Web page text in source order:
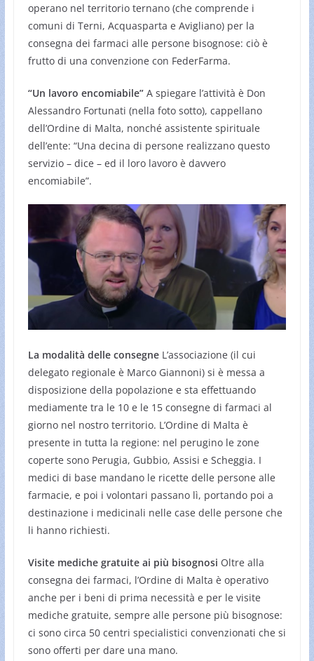
operano nel territorio ternano (che comprende i
comuni di Terni, Acquasparta e Avigliano) per la
consegna dei farmaci alle persone bisognose: ciò è
frutto di una convenzione con FederFarma.
“Un lavoro encomiabile”A spiegare l’attività è Don
Alessandro Fortunati (nella foto sotto), cappellano
dell’Ordine di Malta, nonché assistente spirituale
dell’ente: “Una decina di persone realizzano questo
servizio – dice – ed il loro lavoro è davvero
encomiabile”.
La modalità delle consegneL’associazione (il cui
delegato regionale è Marco Giannoni) si è messa a
disposizione della popolazione e sta effettuando
mediamente tra le 10 e le 15 consegne di farmaci al
giorno nel nostro territorio. L’Ordine di Malta è
presente in tutta la regione: nel perugino le zone
coperte sono Perugia, Gubbio, Assisi e Scheggia. I
medici di base mandano le ricette delle persone alle
farmacie, e poi i volontari passano lì, portando poi a
destinazione i medicinali nelle case delle persone che
li hanno richiesti.
Visite mediche gratuite ai più bisognosi Oltre alla
consegna dei farmaci, l’Ordine di Malta è operativo
anche per i beni di prima necessità e per le visite
mediche gratuite, sempre alle persone più bisognose:
ci sono circa 50 centri specialistici convenzionati che si
sono offerti per dare una mano.